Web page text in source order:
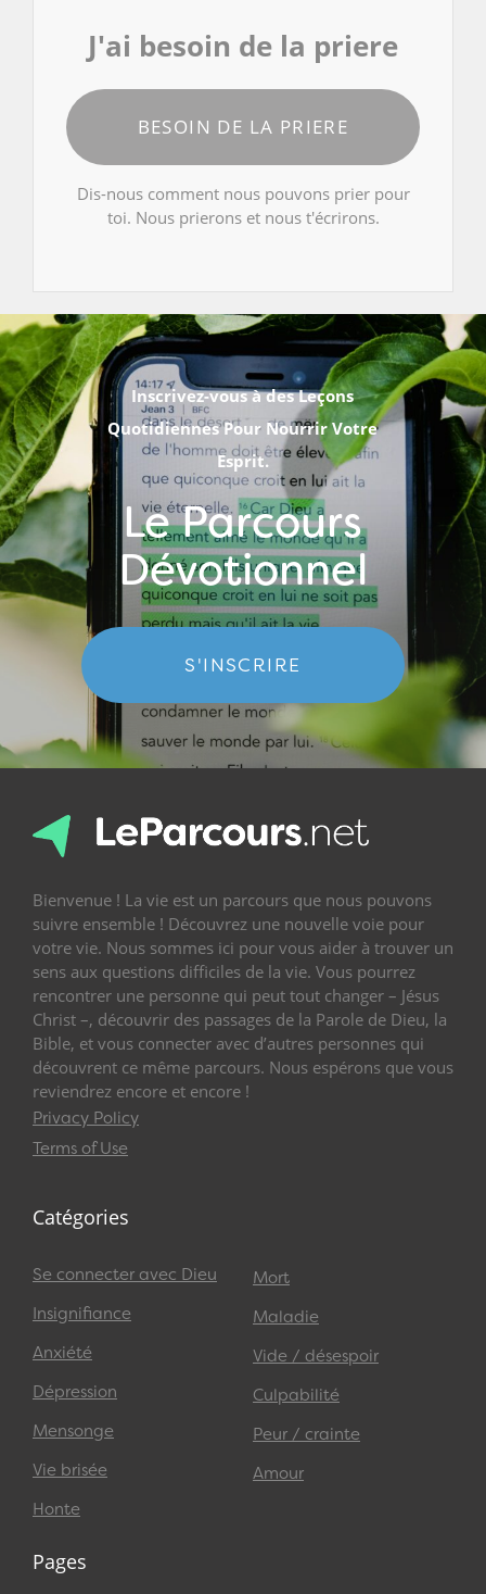
J'ai besoin de la priere
BESOIN DE LA PRIERE
Dis-nous comment nous pouvons prier pour
toi. Nous prierons et nous t'écrirons.
Inscrivez-vous à des Leçons
Quotidiennes Pour Nourrir Votre
Esprit.
Le Parcours
Dévotionnel
S'INSCRIRE
Bienvenue ! La vie est un parcours que nous pouvons
suivre ensemble ! Découvrez une nouvelle voie pour
votre vie. Nous sommes ici pour vous aider à trouver un
sens aux questions difficiles de la vie. Vous pourrez
rencontrer une personne qui peut tout changer – Jésus
Christ –, découvrir des passages de la Parole de Dieu, la
Bible, et vous connecter avec d’autres personnes qui
découvrent ce même parcours. Nous espérons que vous
reviendrez encore et encore !
Privacy Policy
Terms of Use
Catégories
Se connecter avec Dieu
Insignifiance
Anxiété
Dépression
Mensonge
Vie brisée
Honte
Mort
Maladie
Vide / désespoir
Culpabilité
Peur / crainte
Amour
Pages